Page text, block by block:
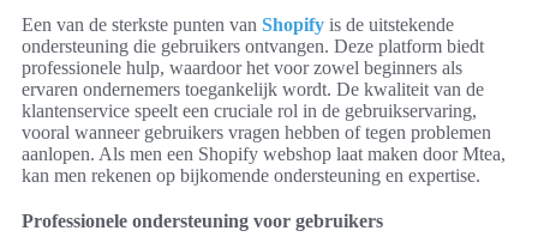
Een van de sterkste punten van Shopify is de uitstekende
ondersteuning die gebruikers ontvangen. Deze platform biedt
professionele hulp, waardoor het voor zowel beginners als
ervaren ondernemers toegankelijk wordt. De kwaliteit van de
klantenservice speelt een cruciale rol in de gebruikservaring,
vooral wanneer gebruikers vragen hebben of tegen problemen
aanlopen. Als men een Shopify webshop laat maken door Mtea,
kan men rekenen op bijkomende ondersteuning en expertise.
Professionele ondersteuning voor gebruikers